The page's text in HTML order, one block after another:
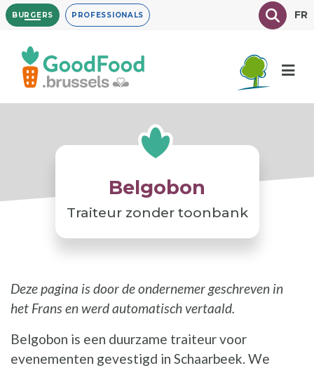
Overslaan
en
inhoud
gaan
BURGERS PROFESSIONALS TexteFR
Belgobon
Traiteur zonder toonbank
Deze pagina is door de ondernemer geschreven in
het Frans en werd automatisch vertaald.
Belgobon is een duurzame traiteur voor
evenementen gevestigd in Schaarbeek. We